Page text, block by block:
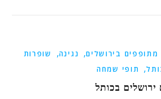
מתופפים בירושלים, נגינה,
שופרות
, תופי שמחה
ירושלים בכותל